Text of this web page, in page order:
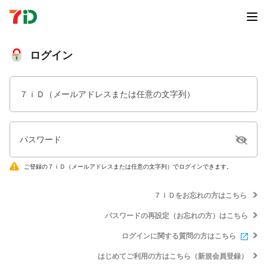
ログイン
７ｉＤ（メールアドレスまたは任意の文字列）
パスワード
ご登録の７ｉＤ（メールアドレスまたは任意の文字列）でログインできます。
７ｉＤをお忘れの方はこちら
パスワードの再設定（お忘れの方）はこちら
ログインに関する質問の方はこちら
はじめてご利用の方はこちら（新規会員登録）